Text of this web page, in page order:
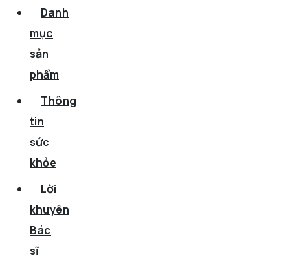
Danh
mục
sản
phẩm
Thông
tin
sức
khỏe
Lời
khuyên
Bác
sĩ